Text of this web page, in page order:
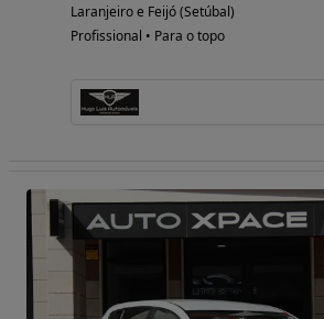
Laranjeiro e Feijó (Setúbal)
Profissional • Para o topo